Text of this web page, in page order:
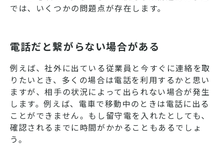
では、いくつかの問題点が存在します。
電話だと繋がらない場合がある
例えば、社外に出ている従業員と今すぐに連絡を取
りたいとき、多くの場合は電話を利用するかと思い
ますが、相手の状況によって出られない場合が発生
します。例えば、電車で移動中のときは電話に出る
ことができません。もし留守電を入れたとしても、
確認されるまでに時間がかかることもあるでしょ
う。